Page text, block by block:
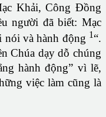
Khải, Công Ðồng
người đã biết: Mạc
nói và hành động 1 “.
Chúa dạy dỗ chúng
hành động” vì lẽ,
việc làm cũng là